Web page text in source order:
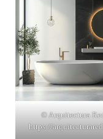
© Arquitectura
https://